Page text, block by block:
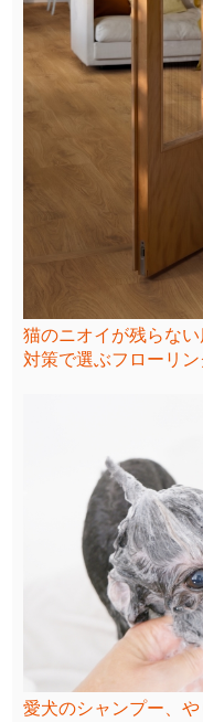
猫のニオイが残らな
対策で選ぶフローリン
愛犬のシャンプー、